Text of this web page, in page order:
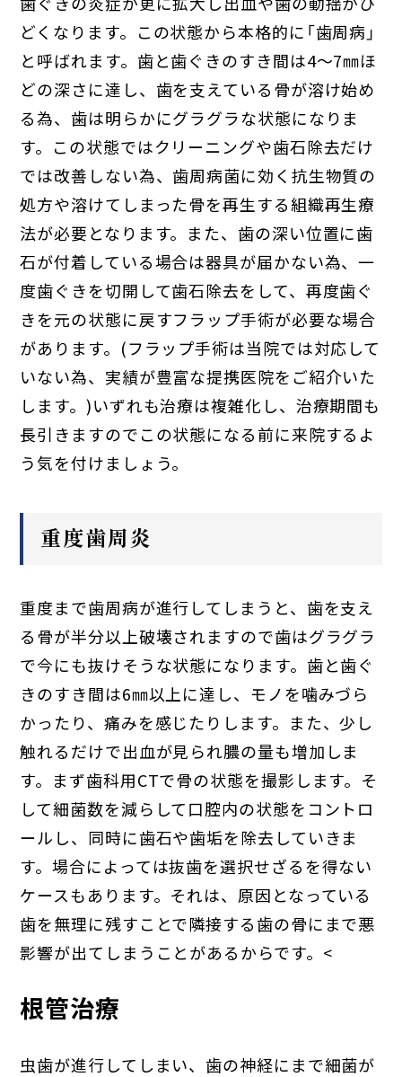
どくなります。この状態から本格的に「歯周病」
と呼ばれます。歯と歯ぐきのすき間は4～7㎜ほ
どの深さに達し、歯を支えている骨が溶け始め
る為、歯は明らかにグラグラな状態になりま
す。この状態ではクリーニングや歯石除去だけ
では改善しない為、歯周病菌に効く抗生物質の
処方や溶けてしまった骨を再生する組織再生療
法が必要となります。また、歯の深い位置に歯
石が付着している場合は器具が届かない為、一
度歯ぐきを切開して歯石除去をして、再度歯ぐ
きを元の状態に戻すフラップ手術が必要な場合
があります。(フラップ手術は当院では対応して
いない為、実績が豊富な提携医院をご紹介いた
します。)いずれも治療は複雑化し、治療期間も
長引きますのでこの状態になる前に来院するよ
う気を付けましょう。
重度歯周炎
重度まで歯周病が進行してしまうと、歯を支え
る骨が半分以上破壊されますので歯はグラグラ
で今にも抜けそうな状態になります。歯と歯ぐ
きのすき間は6㎜以上に達し、モノを噛みづら
かったり、痛みを感じたりします。また、少し
触れるだけで出血が見られ膿の量も増加しま
す。まず歯科用CTで骨の状態を撮影します。そ
して細菌数を減らして口腔内の状態をコントロ
ールし、同時に歯石や歯垢を除去していきま
す。場合によっては抜歯を選択せざるを得ない
ケースもあります。それは、原因となっている
歯を無理に残すことで隣接する歯の骨にまで悪
影響が出てしまうことがあるからです。<
根管治療
虫歯が進行してしまい、歯の神経にまで細菌が